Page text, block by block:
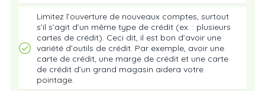
Limitez l’ouverture de nouveaux comptes, surtout
s’il s’agit d’un même type de crédit (ex. : plusieurs
cartes de crédit). Ceci dit, il est bon d’avoir une
variété d’outils de crédit. Par exemple, avoir une
carte de crédit, une marge de crédit et une carte
de crédit d’un grand magasin aidera votre
pointage.